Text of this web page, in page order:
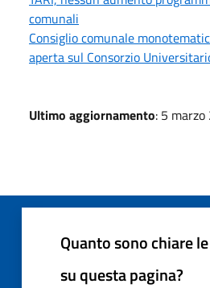
comunali
Consiglio comunale
aperta sul Consorzio
Ultimo aggiornamento: 5
Quanto sono chiare
su questa pagina?